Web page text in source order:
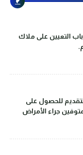
التعيين على ملاك
للحصول على
جراء الأمراض